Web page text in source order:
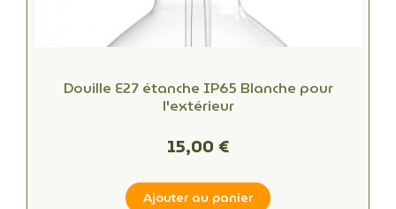
Douille E27 étanche IP65 Blanche pour
l'extérieur
15,00 €
Ajouter au panier